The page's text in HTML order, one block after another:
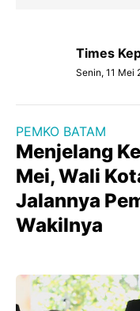
Times
Senin, 11 Mei
PEMKO BATAM
Menjelang
Mei, Wali
Jalannya
Wakilnya